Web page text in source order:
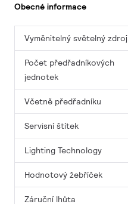
Obecné informace
Vyměnitelný světelný zdroj
Počet předřadníkových
jednotek
Včetně předřadníku
Servisní štítek
Lighting Technology
Hodnotový žebříček
Záruční lhůta